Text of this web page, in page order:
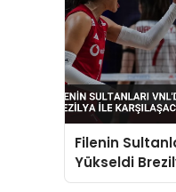
Filenin
Yükseldi
Karşılaşacak